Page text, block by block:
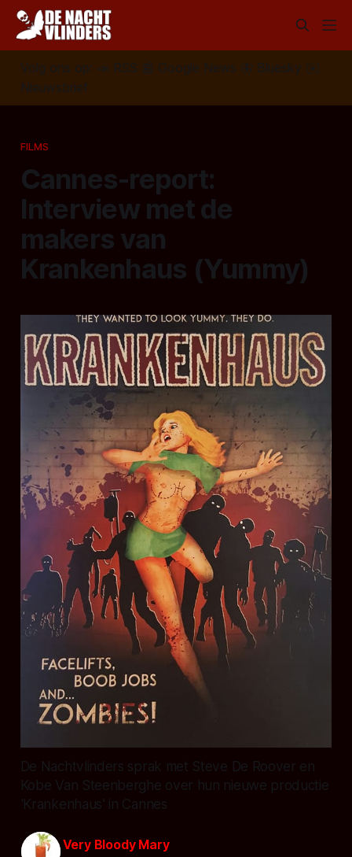
Volg ons op: 📣 RSS 📰 Google News 🦋 Bluesky
✉️
Nieuwsbrief
FILMS
Cannes-report:
Interview met de
makers van
Krankenhaus (Yummy)
De Nachtvlinders sprak met Steve De Roover en
Kobe Van Steenberghe over hun nieuwe productie
'Krankenhaus' in Cannes
Very Bloody Mary